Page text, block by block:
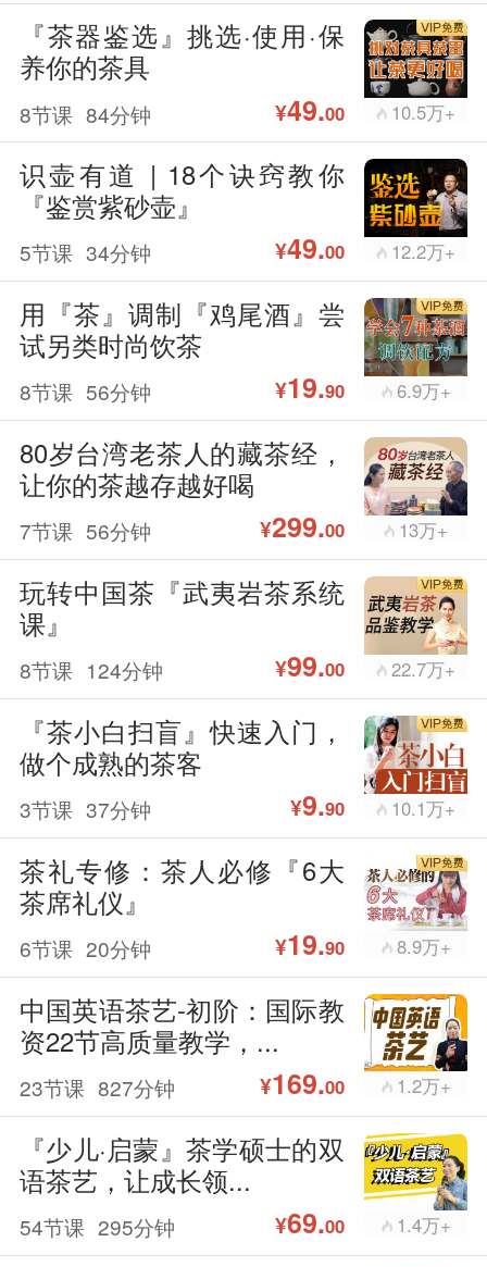
『茶器鉴选』挑选·使用·保
养你的茶具
8节课 84分钟 ¥49.00 10.5万+
识壶有道 | 18个诀窍教你
『鉴赏紫砂壶』
5节课 34分钟 ¥49.00 12.2万+
用『茶』调制『鸡尾酒』尝
试另类时尚饮茶
8节课 56分钟 ¥19.90 6.9万+
80岁台湾老茶人的藏茶经，
让你的茶越存越好喝
7节课 56分钟 ¥299.00 13万+
玩转中国茶『武夷岩茶系统
课』
8节课 124分钟 ¥99.00 22.7万+
『茶小白扫盲』快速入门，
做个成熟的茶客
3节课 37分钟 ¥9.90 10.1万+
茶礼专修：茶人必修『6大
茶席礼仪』
6节课 20分钟 ¥19.90 8.9万+
中国英语茶艺-初阶：国际教
资22节高质量教学，...
23节课 827分钟 ¥169.00 1.2万+
『少儿·启蒙』茶学硕士的双
语茶艺，让成长领...
54节课 295分钟 ¥69.00 1.4万+